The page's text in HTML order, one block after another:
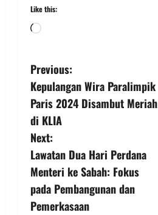
Like this:
Previous:
Kepulangan Wira Paralimpik
Paris 2024 Disambut Meriah
di KLIA
Next:
Lawatan Dua Hari Perdana
Menteri ke Sabah: Fokus
pada Pembangunan dan
Pemerkasaan